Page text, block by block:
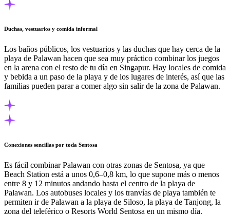
Duchas, vestuarios y comida informal
Los baños públicos, los vestuarios y las duchas que hay cerca de la
playa de Palawan hacen que sea muy práctico combinar los juegos
en la arena con el resto de tu día en Singapur. Hay locales de comida
y bebida a un paso de la playa y de los lugares de interés, así que las
familias pueden parar a comer algo sin salir de la zona de Palawan.
Conexiones sencillas por toda Sentosa
Es fácil combinar Palawan con otras zonas de Sentosa, ya que
Beach Station está a unos 0,6–0,8 km, lo que supone más o menos
entre 8 y 12 minutos andando hasta el centro de la playa de
Palawan. Los autobuses locales y los tranvías de playa también te
permiten ir de Palawan a la playa de Siloso, la playa de Tanjong, la
zona del teleférico o Resorts World Sentosa en un mismo día.